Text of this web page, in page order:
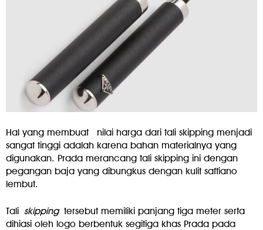
Hal yang membuat
nilai harga dari tali skipping menjadi
sangat tinggi adalah karena bahan materialnya yang
digunakan. Prada merancang tali skipping ini dengan
pegangan baja yang dibungkus dengan kulit saffiano
lembut.
Tali skippingtersebut memiliki panjang tiga meter serta
dihiasi oleh logo berbentuk segitiga khas Prada pada